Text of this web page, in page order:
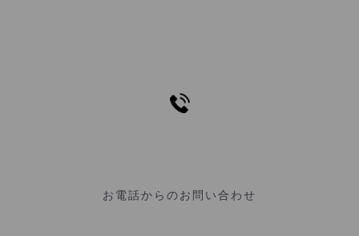
お電話からのお問い合わせ